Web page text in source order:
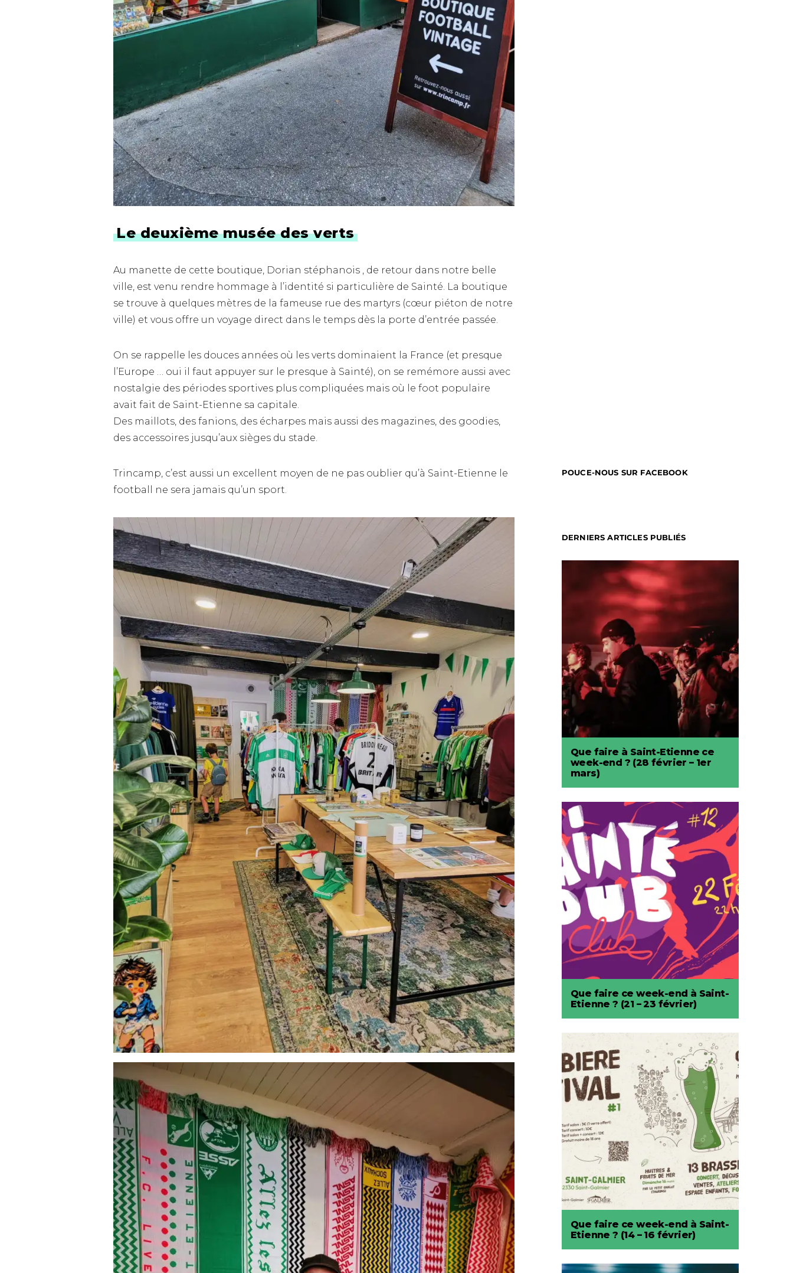
Le deuxième musée des verts
Au manette de cette boutique, Dorian stéphanois , de retour dans notre belle
ville, est venu rendre hommage à l’identité si particulière de Sainté. La boutique
se trouve à quelques mètres de la fameuse rue des martyrs (cœur piéton de notre
ville) et vous offre un voyage direct dans le temps dès la porte d’entrée passée.
On se rappelle les douces années où les verts dominaient la France (et presque
l’Europe … oui il faut appuyer sur le presque à Sainté), on se remémore aussi avec
nostalgie des périodes sportives plus compliquées mais où le foot populaire
avait fait de Saint-Etienne sa capitale.
Des maillots, des fanions, des écharpes mais aussi des magazines, des goodies,
des accessoires jusqu’aux sièges du stade.
Trincamp, c’est aussi un excellent moyen de ne pas oublier qu’à Saint-Etienne le
football ne sera jamais qu’un sport.